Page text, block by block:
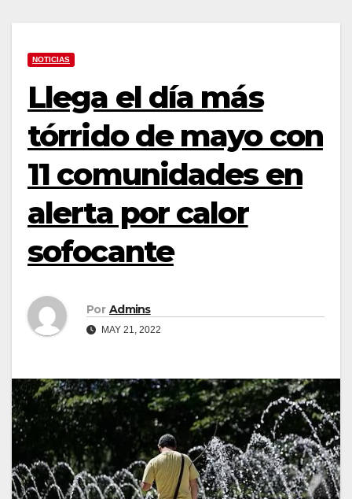
NOTICIAS
Llega el día más
tórrido de mayo con
11 comunidades en
alerta por calor
sofocante
Por Admins
MAY 21, 2022